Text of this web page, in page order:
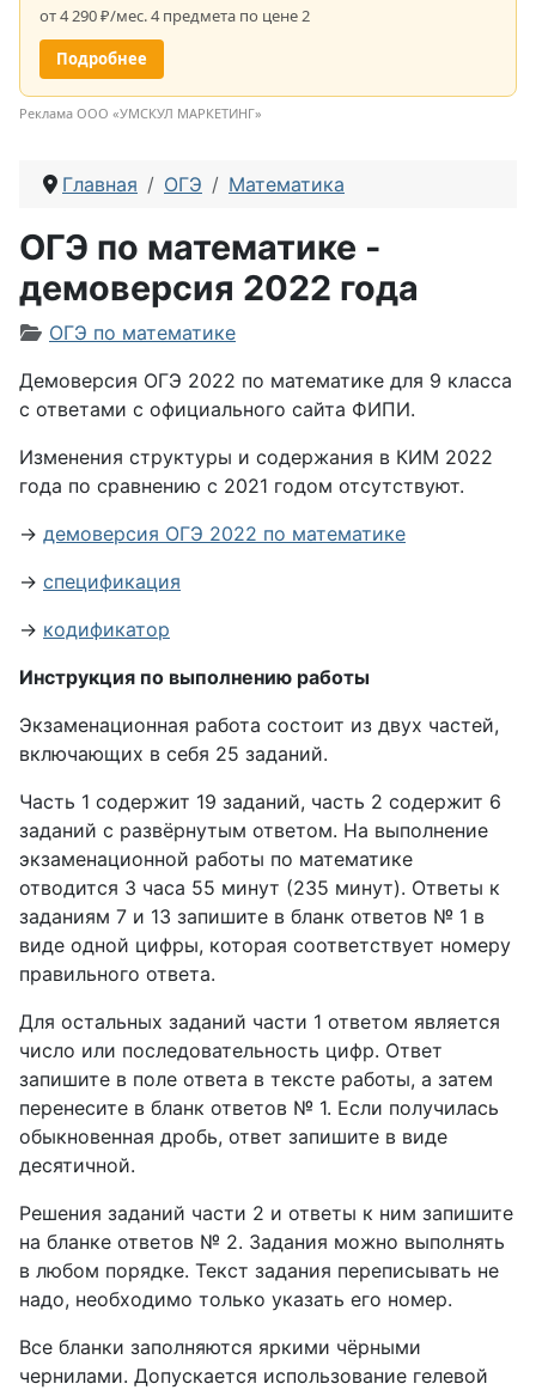
от 4 290 ₽/мес. 4 предмета по цене 2
Подробнее
Реклама ООО «УМСКУЛ МАРКЕТИНГ»
Главная ОГЭ Математика
ОГЭ по математике -
демоверсия 2022 года
Информация о материале
ОГЭ по математике
Демоверсия ОГЭ 2022 по математике для 9 класса
с ответами с официального сайта ФИПИ.
Изменения структуры и содержания в КИМ 2022
года по сравнению с 2021 годом отсутствуют.
→ демоверсия ОГЭ 2022 по математике
→ спецификация
→ кодификатор
Инструкция по выполнению работы
Экзаменационная работа состоит из двух частей,
включающих в себя 25 заданий.
Часть 1 содержит 19 заданий, часть 2 содержит 6
заданий с развёрнутым ответом. На выполнение
экзаменационной работы по математике
отводится 3 часа 55 минут (235 минут). Ответы к
заданиям 7 и 13 запишите в бланк ответов № 1 в
виде одной цифры, которая соответствует номеру
правильного ответа.
Для остальных заданий части 1 ответом является
число или последовательность цифр. Ответ
запишите в поле ответа в тексте работы, а затем
перенесите в бланк ответов № 1. Если получилась
обыкновенная дробь, ответ запишите в виде
десятичной.
Решения заданий части 2 и ответы к ним запишите
на бланке ответов № 2. Задания можно выполнять
в любом порядке. Текст задания переписывать не
надо, необходимо только указать его номер.
Все бланки заполняются яркими чёрными
чернилами. Допускается использование гелевой